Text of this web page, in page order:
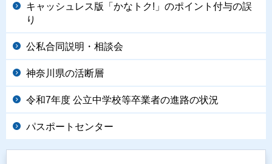
キャッシュレス版「かなトク!」のポイント付与の誤
り
公私合同説明・相談会
神奈川県の活断層
令和7年度 公立中学校等卒業者の進路の状況
パスポートセンター